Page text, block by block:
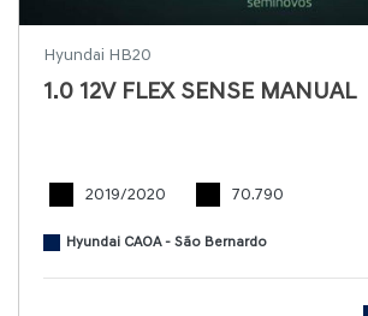
Hyundai HB20
1.0 12V FLEX SENSE MANUAL
2019/2020 70.790
Hyundai CAOA - São Bernardo